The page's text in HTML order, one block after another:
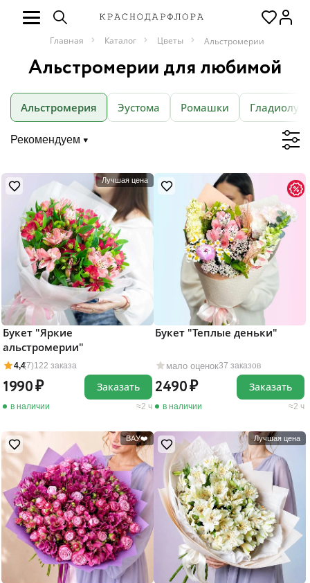
Главная Каталог Цветы Альстромерии
Альстромерии для любимой
Альстромерия Эустома Ромашки
Рекомендуем
Лучшая цена
4,4(7)122 заказа
Букет "Яркие
альстромерии"
1990
в наличии 2 ч
Заказать
мало оценок37 заказов
Букет "Теплые деньки"
2490
в наличии 2 ч
Заказать
ВАУ❤️ Лучшая цена